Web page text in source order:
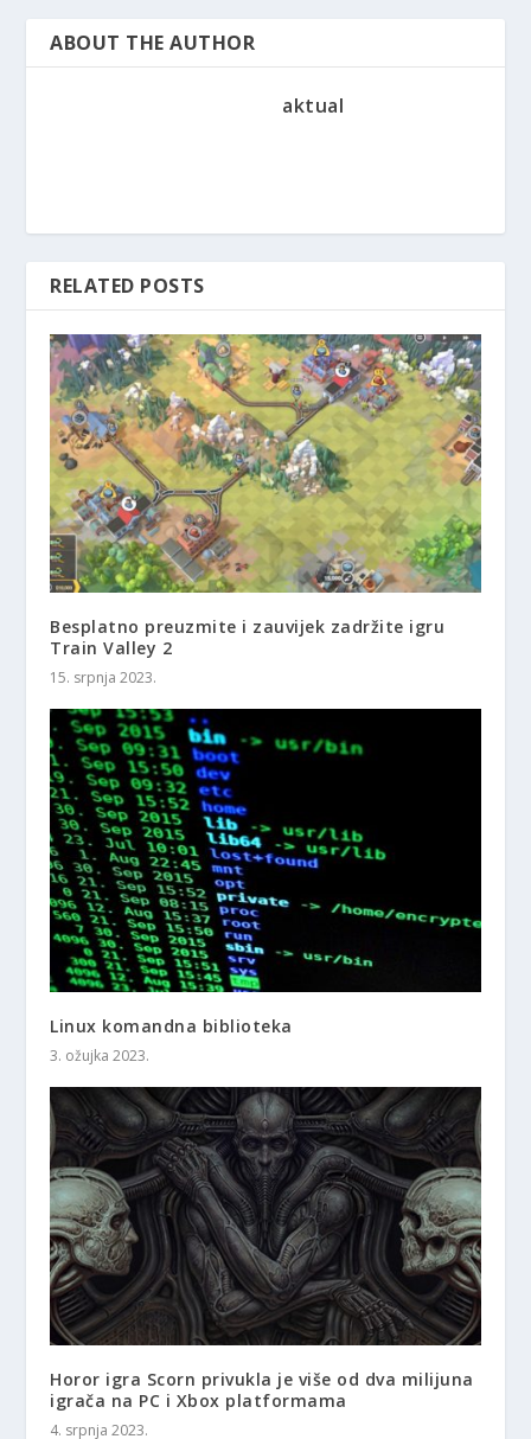
ABOUT THE AUTHOR
aktual
RELATED POSTS
Besplatno preuzmite i zauvijek zadržite igru ​​
Train Valley 2
15. srpnja 2023.
Linux komandna biblioteka
3. ožujka 2023.
Horor igra Scorn privukla je više od dva milijuna
igrača na PC i Xbox platformama
4. srpnja 2023.